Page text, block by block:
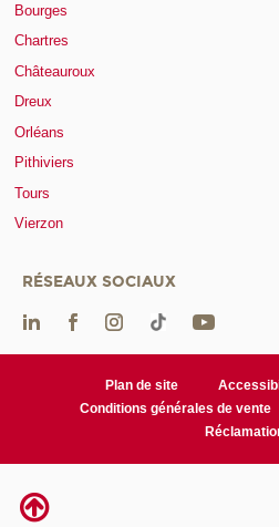
Bourges
Chartres
Châteauroux
Dreux
Orléans
Pithiviers
Tours
Vierzon
RÉSEAUX SOCIAUX
Plan de site
Conditions générales de vente